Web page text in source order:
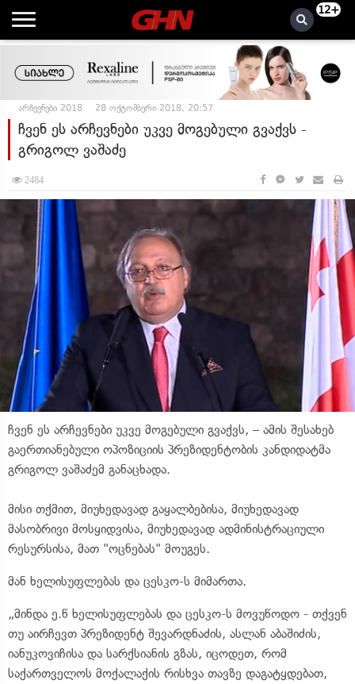
12+
არჩევნები 2018 28 ოქტომბერი 2018, 20:57
ჩვენ ეს არჩევნები უკვე მოგებული გვაქვს -
გრიგოლ ვაშაძე
2484
ჩვენ ეს არჩევნები უკვე მოგებული გვაქვს, – ამის შესახებ
გაერთიანებული ოპოზიციის პრეზიდენტობის კანდიდატმა
გრიგოლ ვაშაძემ განაცხადა.
მისი თქმით, მიუხედავად გაყალბებისა, მიუხედავად
მასობრივი მოსყიდვისა, მიუხედავად ადმინისტრაციული
რესურსისა, მათ "ოცნებას" მოუგეს.
მან ხელისუფლებას და ცესკო-ს მიმართა.
„მინდა ე.წ ხელისუფლებას და ცესკო-ს მოვუწოდო - თქვენ
თუ აირჩევთ პრეზიდენტ შევარდნაძის, ასლან აბაშიძის,
იანუკოვიჩისა და სარქსიანის გზას, იცოდეთ, რომ
საქართველოს მოქალაქის რისხვა თავზე დაგატყდებათ,